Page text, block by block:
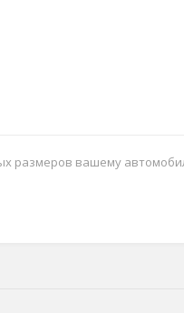
размеров вашему